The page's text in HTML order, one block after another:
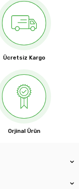
Ücretsiz Kargo
Orjinal Ürün